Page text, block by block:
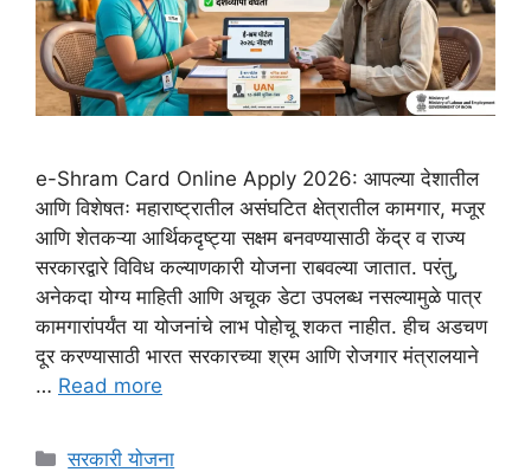
e-Shram Card Online Apply 2026: आपल्या देशातील
आणि विशेषतः महाराष्ट्रातील असंघटित क्षेत्रातील कामगार, मजूर
आणि शेतकऱ्या आर्थिकदृष्ट्या सक्षम बनवण्यासाठी केंद्र व राज्य
सरकारद्वारे विविध कल्याणकारी योजना राबवल्या जातात. परंतु,
अनेकदा योग्य माहिती आणि अचूक डेटा उपलब्ध नसल्यामुळे पात्र
कामगारांपर्यंत या योजनांचे लाभ पोहोचू शकत नाहीत. हीच अडचण
दूर करण्यासाठी भारत सरकारच्या श्रम आणि रोजगार मंत्रालयाने
… Read more
Categories
सरकारी योजना